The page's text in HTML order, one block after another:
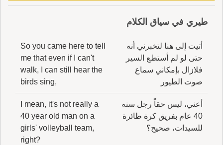
طيري في سياق الكلام
أتيت إلى هنا لتخبرني أنه
حتى لو لم أستطع السير
فلازال بإمكاني سماع
صوت الطيور
So you came here to tell
me that even if I can't
walk, I can still hear the
birds sing,
أعني، ليس حقاً رجل سنه
40 عام بفريق كرة طائرة
للسيدات، صحيح؟
I mean, it's not really a
40 year old man on a
girls' volleyball team,
right?